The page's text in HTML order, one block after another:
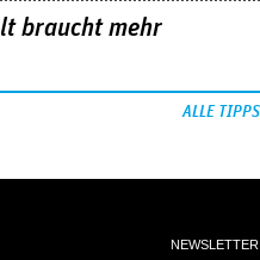
braucht mehr
ALLE TIPPS
NEWSLETTER